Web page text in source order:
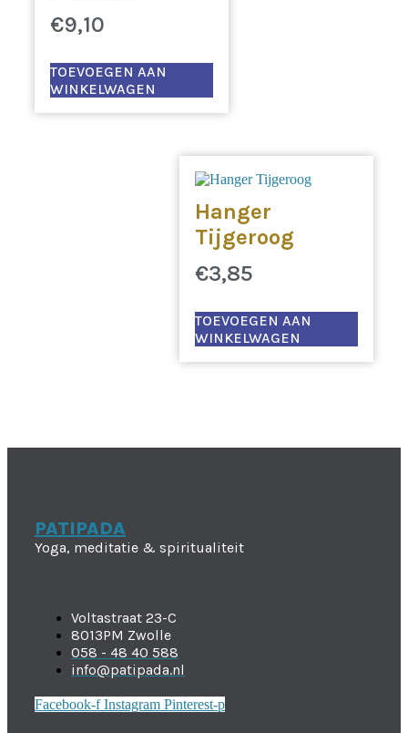
€9,10
TOEVOEGEN AAN
WINKELWAGEN
Hanger
Tijgeroog
€3,85
TOEVOEGEN AAN
WINKELWAGEN
PATIPADA
Yoga, meditatie & spiritualiteit
Voltastraat 23-C
8013PM Zwolle
058 - 48 40 588
info@patipada.nl
Facebook-f Instagram Pinterest-p